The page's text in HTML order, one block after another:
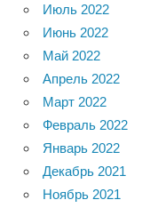
Июль 2022
Июнь 2022
Май 2022
Апрель 2022
Март 2022
Февраль 2022
Январь 2022
Декабрь 2021
Ноябрь 2021